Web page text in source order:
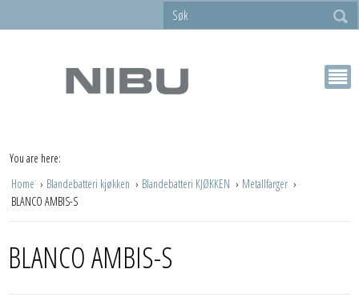
You are here:
Home
Blandebatteri kjøkken Blandebatteri KJØKKEN
Metallfarger
BLANCO AMBIS-S
BLANCO AMBIS-S